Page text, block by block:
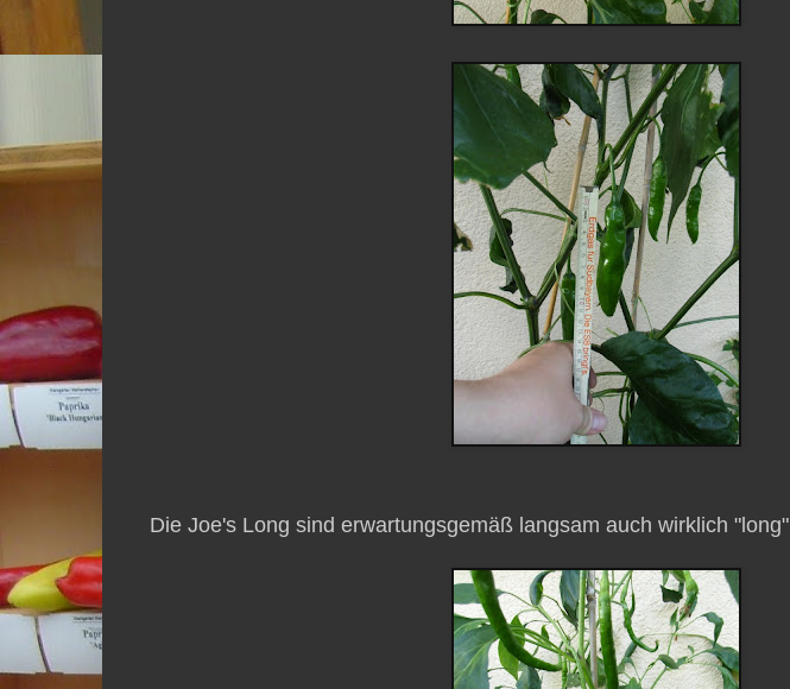
Die Joe's Long sind erwartungsgemäß langsam auch wirklich "long"